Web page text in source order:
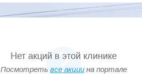
Нет акций в этой клинике
Посмотреть все акции на портале